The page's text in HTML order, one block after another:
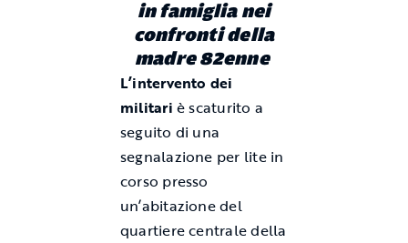
in famiglia nei
confronti della
madre 82enne
L’intervento dei
militari è scaturito a
seguito di una
segnalazione per lite in
corso presso
un’abitazione del
quartiere centrale della